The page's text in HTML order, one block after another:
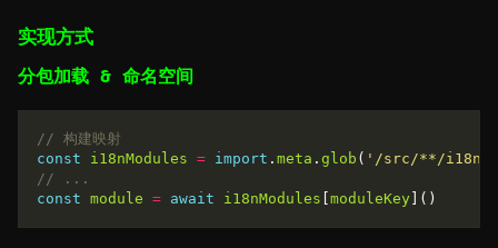
实现方式
分包加载 & 命名空间
const
i18nModules = import . meta . glob ( '/src/**/
const module = await i18nModules moduleKey